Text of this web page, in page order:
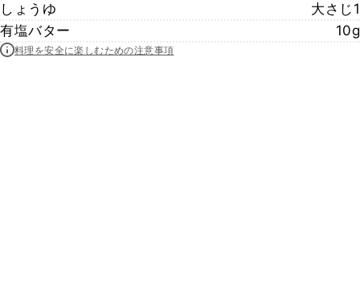
しょうゆ
大さじ1
有塩バター
10g
料理を安全に楽しむための注意事項